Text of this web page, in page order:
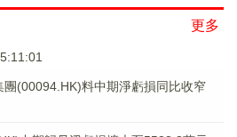
更多
團(00094.HK)料中期淨虧損同比收窄